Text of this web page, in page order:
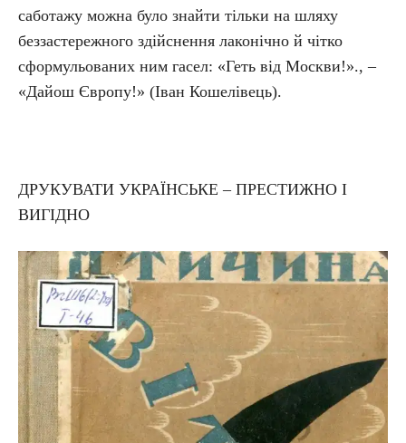
саботажу можна було знайти тільки на шляху
беззастережного здійснення лаконічно й чітко
сформульованих ним гасел: «Геть від Москви!»., –
«Дайош Європу!» (Іван Кошелівець).
ДРУКУВАТИ УКРАЇНСЬКЕ – ПРЕСТИЖНО І
ВИГІДНО